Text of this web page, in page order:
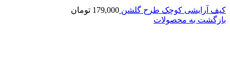
کیف آرایشی کوچک طرح گلشن 179,000 تومان
بازگشت به محصولات